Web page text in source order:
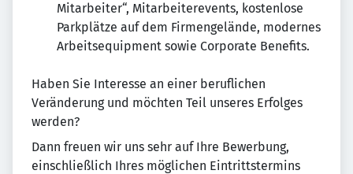
Mitarbeiter“, Mitarbeiterevents, kostenlose
Parkplätze auf dem Firmengelände, modernes
Arbeitsequipment sowie Corporate Benefits.
Haben Sie Interesse an einer beruflichen
Veränderung und möchten Teil unseres Erfolges
werden?
Dann freuen wir uns sehr auf Ihre Bewerbung,
einschließlich Ihres möglichen Eintrittstermins